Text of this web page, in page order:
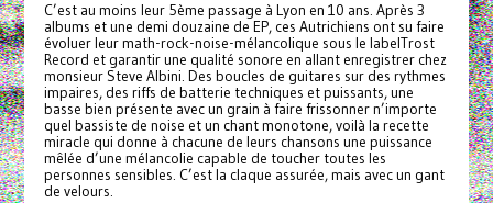
C’est au moins leur 5ème passage à Lyon en 10 ans. Après 3
albums et une demi douzaine de EP, ces Autrichiens ont su faire
évoluer leur math-rock-noise-mélancolique sous le labelTrost
Record et garantir une qualité sonore en allant enregistrer chez
monsieur Steve Albini. Des boucles de guitares sur des rythmes
impaires, des riffs de batterie techniques et puissants, une
basse bien présente avec un grain à faire frissonner n’importe
quel bassiste de noise et un chant monotone, voilà la recette
miracle qui donne à chacune de leurs chansons une puissance
mêlée d’une mélancolie capable de toucher toutes les
personnes sensibles. C’est la claque assurée, mais avec un gant
de velours.